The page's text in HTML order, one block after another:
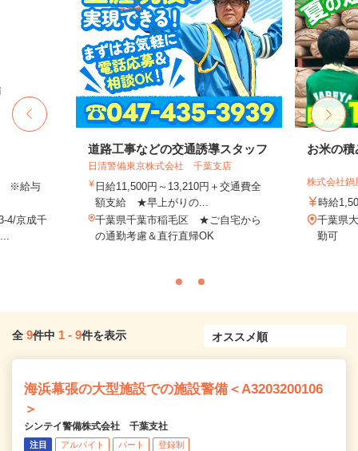
※給与
4/京成千
道路工事などの交通誘導スタッフ
日清警備東京株式会社 千葉支店
日給11,500円～13,210円＋交通費全
額支給 ★早上がりの...
千葉県千葉市稲毛区 ★ご自宅から
の通勤考慮＆直行直帰OK
お米の
株式会社鍋
時給
千葉県
勤可
全 9件中 1 - 9件を表示
海浜幕張の大型施設での施設警備＜A3203200106
＞
シンテイ警備株式会社 千葉支社
注目 アルバイト パート 登録制